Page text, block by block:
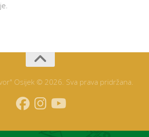
Osijek © 2026. Sva prava pridržana.